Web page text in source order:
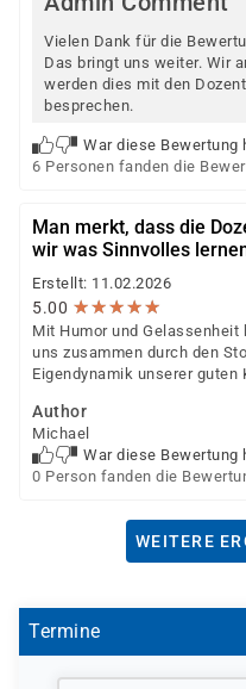
Vielen Dank für die
Das bringt uns weiter. Wir
werden dies mit den
besprechen.
War diese Bewertung
6 Personen fanden die
Man merkt, dass die
wir was Sinnvolles
Erstellt: 11.02.2026
5.00 ★★★★★
★★★★★
Mit Humor und
uns zusammen durch den
Eigendynamik unserer guten
Author
Michael
War diese Bewertung
0 Person fanden die
WEITERE
Termine